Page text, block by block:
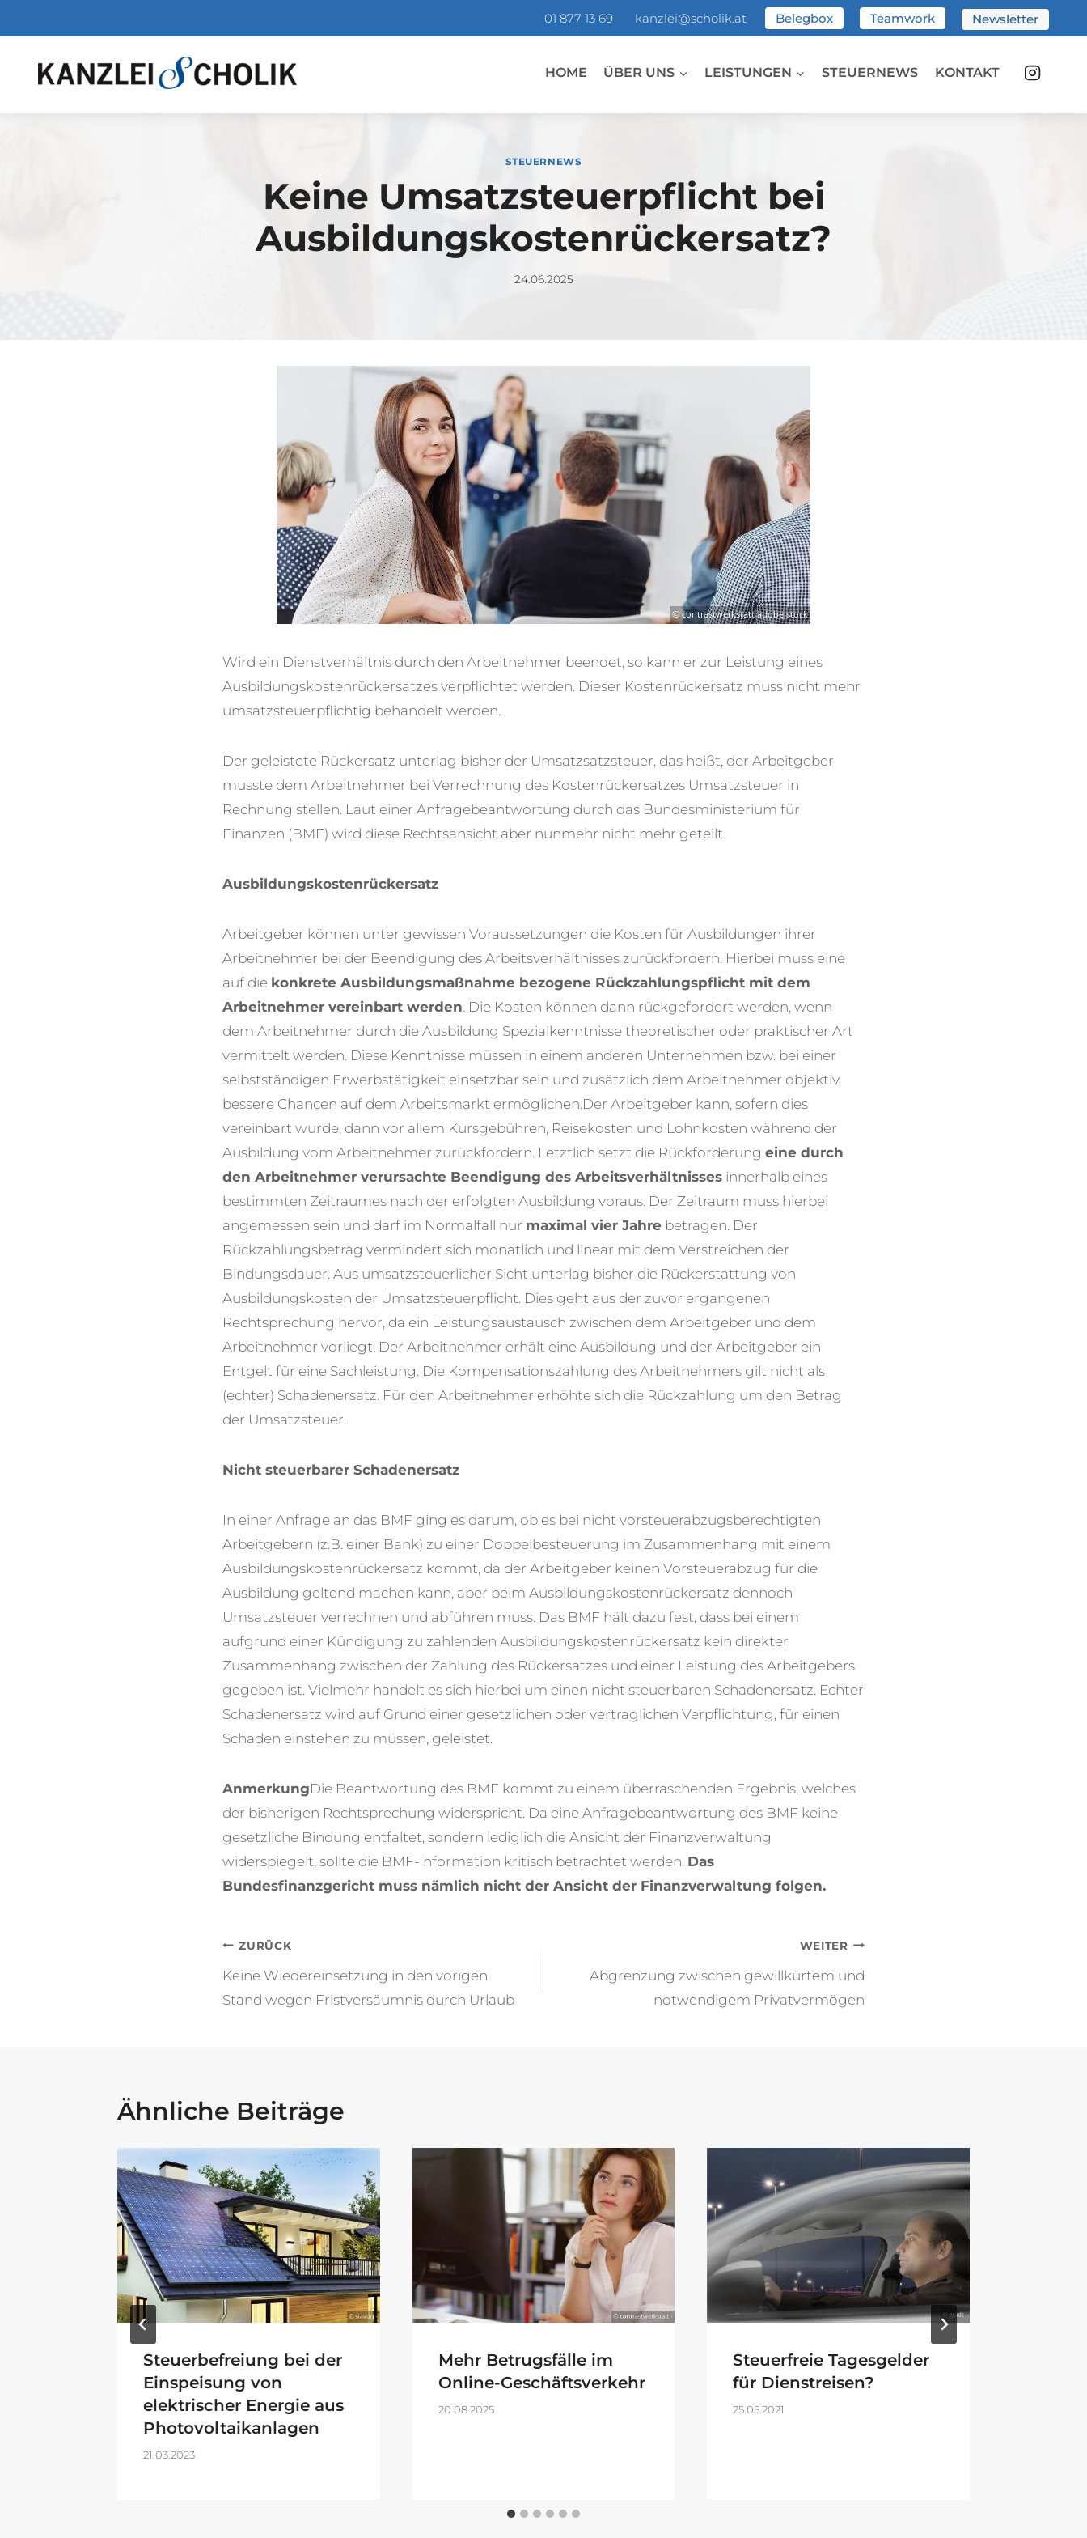
Inhalt
springen
01 877 13 69 kanzlei@scholik.at Belegbox Teamwork Newsletter
HOME ÜBER UNS LEISTUNGEN STEUERNEWS KONTAKT
STEUERNEWS
Keine Umsatzsteuerpflicht bei
Ausbildungskostenrückersatz?
24.06.2025
Wird ein Dienstverhältnis durch den Arbeitnehmer beendet, so kann er zur Leistung eines
Ausbildungskostenrückersatzes verpflichtet werden. Dieser Kostenrückersatz muss nicht mehr
umsatzsteuerpflichtig behandelt werden.
Der geleistete Rückersatz unterlag bisher der Umsatzsatzsteuer, das heißt, der Arbeitgeber
musste dem Arbeitnehmer bei Verrechnung des Kostenrückersatzes Umsatzsteuer in
Rechnung stellen. Laut einer Anfragebeantwortung durch das Bundesministerium für
Finanzen (BMF) wird diese Rechtsansicht aber nunmehr nicht mehr geteilt.
Ausbildungskostenrückersatz
Arbeitgeber können unter gewissen Voraussetzungen die Kosten für Ausbildungen ihrer
Arbeitnehmer bei der Beendigung des Arbeitsverhältnisses zurückfordern. Hierbei muss eine
auf die konkrete Ausbildungsmaßnahme bezogene Rückzahlungspflicht mit dem
Arbeitnehmer vereinbart werden. Die Kosten können dann rückgefordert werden, wenn
dem Arbeitnehmer durch die Ausbildung Spezialkenntnisse theoretischer oder praktischer Art
vermittelt werden. Diese Kenntnisse müssen in einem anderen Unternehmen bzw. bei einer
selbstständigen Erwerbstätigkeit einsetzbar sein und zusätzlich dem Arbeitnehmer objektiv
bessere Chancen auf dem Arbeitsmarkt ermöglichen.Der Arbeitgeber kann, sofern dies
vereinbart wurde, dann vor allem Kursgebühren, Reisekosten und Lohnkosten während der
Ausbildung vom Arbeitnehmer zurückfordern. Letztlich setzt die Rückforderung eine durch
den Arbeitnehmer verursachte Beendigung des Arbeitsverhältnisses innerhalb eines
bestimmten Zeitraumes nach der erfolgten Ausbildung voraus. Der Zeitraum muss hierbei
angemessen sein und darf im Normalfall nur maximal vier Jahre betragen. Der
Rückzahlungsbetrag vermindert sich monatlich und linear mit dem Verstreichen der
Bindungsdauer. Aus umsatzsteuerlicher Sicht unterlag bisher die Rückerstattung von
Ausbildungskosten der Umsatzsteuerpflicht. Dies geht aus der zuvor ergangenen
Rechtsprechung hervor, da ein Leistungsaustausch zwischen dem Arbeitgeber und dem
Arbeitnehmer vorliegt. Der Arbeitnehmer erhält eine Ausbildung und der Arbeitgeber ein
Entgelt für eine Sachleistung. Die Kompensationszahlung des Arbeitnehmers gilt nicht als
(echter) Schadenersatz. Für den Arbeitnehmer erhöhte sich die Rückzahlung um den Betrag
der Umsatzsteuer.
Nicht steuerbarer Schadenersatz
In einer Anfrage an das BMF ging es darum, ob es bei nicht vorsteuerabzugsberechtigten
Arbeitgebern (z.B. einer Bank) zu einer Doppelbesteuerung im Zusammenhang mit einem
Ausbildungskostenrückersatz kommt, da der Arbeitgeber keinen Vorsteuerabzug für die
Ausbildung geltend machen kann, aber beim Ausbildungskostenrückersatz dennoch
Umsatzsteuer verrechnen und abführen muss. Das BMF hält dazu fest, dass bei einem
aufgrund einer Kündigung zu zahlenden Ausbildungskostenrückersatz kein direkter
Zusammenhang zwischen der Zahlung des Rückersatzes und einer Leistung des Arbeitgebers
gegeben ist. Vielmehr handelt es sich hierbei um einen nicht steuerbaren Schadenersatz. Echter
Schadenersatz wird auf Grund einer gesetzlichen oder vertraglichen Verpflichtung, für einen
Schaden einstehen zu müssen, geleistet.
AnmerkungDie Beantwortung des BMF kommt zu einem überraschenden Ergebnis, welches
der bisherigen Rechtsprechung widerspricht. Da eine Anfragebeantwortung des BMF keine
gesetzliche Bindung entfaltet, sondern lediglich die Ansicht der Finanzverwaltung
widerspiegelt, sollte die BMF-Information kritisch betrachtet werden. Das
Bundesfinanzgericht muss nämlich nicht der Ansicht der Finanzverwaltung folgen.
Beitragsnavigation
ZURÜCK
Keine Wiedereinsetzung in den vorigen
Stand wegen Fristversäumnis durch Urlaub
WEITER
Abgrenzung zwischen gewillkürtem und
notwendigem Privatvermögen
Ähnliche Beiträge
Steuerbefreiung bei der
Einspeisung von
elektrischer Energie aus
Photovoltaikanlagen
21.03.2023
Mehr Betrugsfälle im
Online-Geschäftsverkehr
20.08.2025
Steuerfreie Tagesgelder
für Dienstreisen?
25.05.2021